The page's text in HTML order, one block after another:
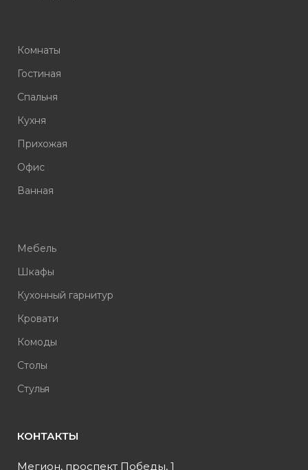
Комнаты
Гостиная
Спальня
Кухня
Прихожая
Офис
Ванная
Мебель
Шкафы
Кухонный гарнитур
Кровати
Комоды
Столы
Стулья
КОНТАКТЫ
Мегион, проспект Победы, 1